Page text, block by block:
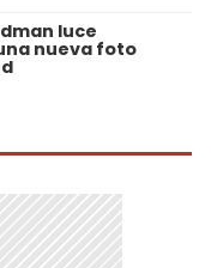
luce
nueva foto